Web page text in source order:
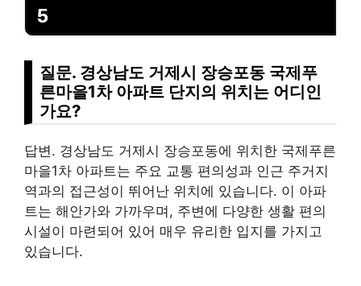
5
질문. 경상남도 거제시 장승포동 국제푸
른마을1차 아파트 단지의 위치는 어디인
가요?
답변. 경상남도 거제시 장승포동에 위치한 국제푸른
마을1차 아파트는 주요 교통 편의성과 인근 주거지
역과의 접근성이 뛰어난 위치에 있습니다. 이 아파
트는 해안가와 가까우며, 주변에 다양한 생활 편의
시설이 마련되어 있어 매우 유리한 입지를 가지고
있습니다.